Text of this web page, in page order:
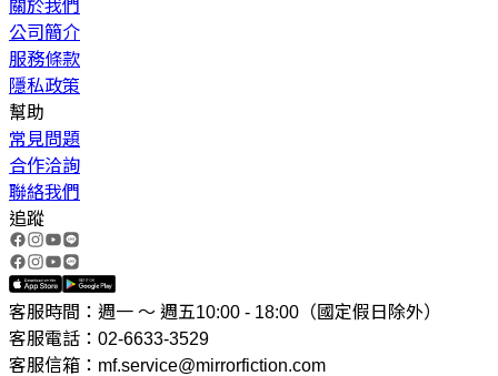
關於我們
公司簡介
服務條款
隱私政策
幫助
常見問題
合作洽詢
聯絡我們
追蹤
客服時間：週一 ～ 週五10:00 - 18:00（國定假日除外）
客服電話：02-6633-3529
客服信箱：mf.service@mirrorfiction.com